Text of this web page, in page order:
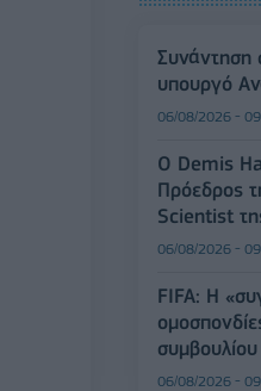
Συνάντηση
υπουργό
06/08/2026 -
Ο Demis
Πρόεδρος
Scientist
06/08/2026 -
FIFA: Η
06/08/2026 -